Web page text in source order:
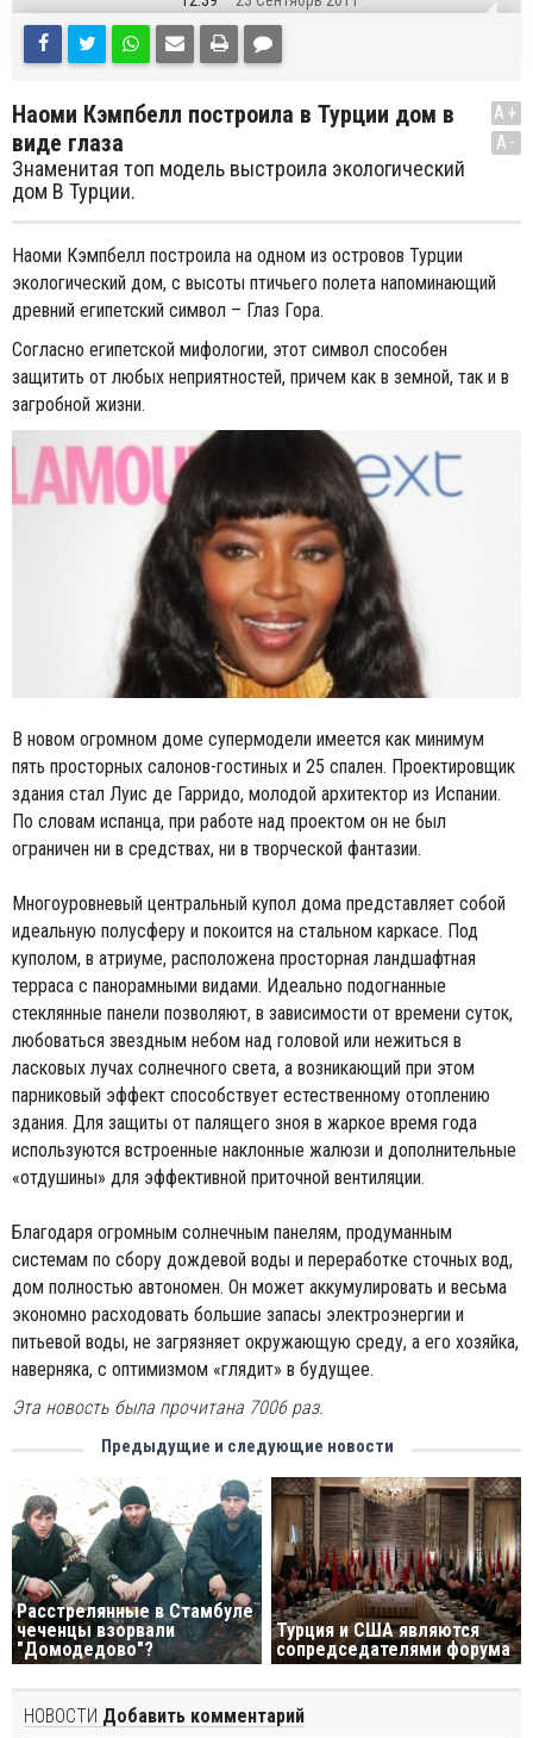
Наоми Кэмпбелл построила в Турции дом в
виде глаза
Знаменитая топ модель выстроила экологический
дом В Турции.
A+
A-
Наоми Кэмпбелл построила на одном из островов Турции
экологический дом, с высоты птичьего полета напоминающий
древний египетский символ – Глаз Гора.
Согласно египетской мифологии, этот символ способен
защитить от любых неприятностей, причем как в земной, так и в
загробной жизни.
В новом огромном доме супермодели имеется как минимум
пять просторных салонов-гостиных и 25 спален. Проектировщик
здания стал Луис де Гарридо, молодой архитектор из Испании.
По словам испанца, при работе над проектом он не был
ограничен ни в средствах, ни в творческой фантазии.
Многоуровневый центральный купол дома представляет собой
идеальную полусферу и покоится на стальном каркасе. Под
куполом, в атриуме, расположена просторная ландшафтная
терраса с панорамными видами. Идеально подогнанные
стеклянные панели позволяют, в зависимости от времени суток,
любоваться звездным небом над головой или нежиться в
ласковых лучах солнечного света, а возникающий при этом
парниковый эффект способствует естественному отоплению
здания. Для защиты от палящего зноя в жаркое время года
используются встроенные наклонные жалюзи и дополнительные
«отдушины» для эффективной приточной вентиляции.
Благодаря огромным солнечным панелям, продуманным
системам по сбору дождевой воды и переработке сточных вод,
дом полностью автономен. Он может аккумулировать и весьма
экономно расходовать большие запасы электроэнергии и
питьевой воды, не загрязняет окружающую среду, а его хозяйка,
наверняка, с оптимизмом «глядит» в будущее.
Эта новость была прочитана 7006 раз.
Предыдущие и следующие новости
Расстрелянные в Стамбуле
чеченцы взорвали
"Домодедово"?
Турция и США являются
сопредседателями форума
НОВОСТИ Добавить комментарий